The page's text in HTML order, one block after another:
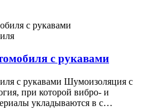
с рукавами
с рукавами Шумоизоляция с
при которой вибро- и
укладываются в с…